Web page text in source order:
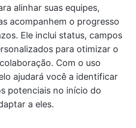
alinhar suas equipes,
acompanhem o progresso
Ele inclui status, campos
para otimizar o
Com o uso
ajudará você a identificar
potenciais no início do
a eles.